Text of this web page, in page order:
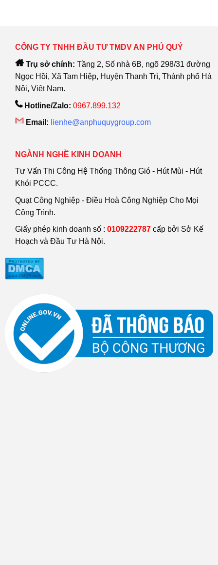
CÔNG TY TNHH ĐẦU TƯ TMDV AN PHÚ QUÝ
Trụ sở chính: Tầng 2, Số nhà 6B, ngõ 298/31 đường
Ngọc Hồi, Xã Tam Hiệp, Huyện Thanh Trì, Thành phố Hà
Nội, Việt Nam.
Hotline/Zalo: 0967.899.132
Email: lienhe@anphuquygroup.com
NGÀNH NGHỀ KINH DOANH
Tư Vấn Thi Công Hệ Thống Thông Gió - Hút Mùi - Hút
Khói PCCC.
Quạt Công Nghiệp - Điều Hoà Công Nghiệp Cho Mọi
Công Trình.
Giấy phép kinh doanh số : 0109222787 cấp bởi Sở Kế
Hoạch và Đầu Tư Hà Nội.